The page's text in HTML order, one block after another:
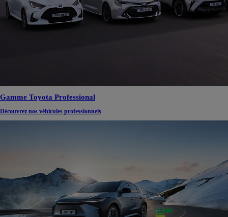
Gamme Toyota Professional
Découvrez nos véhicules professionnels